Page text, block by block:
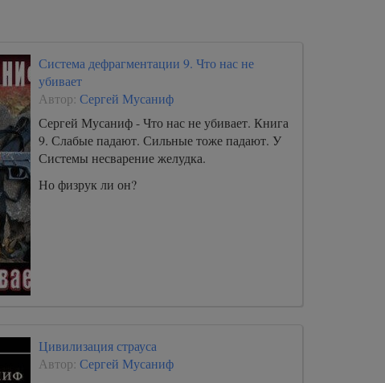
Система дефрагментации 9. Что нас не
убивает
Автор: Сергей Мусаниф
Сергей Мусаниф - Что нас не убивает. Книга
9. Слабые падают. Сильные тоже падают. У
Системы несварение желудка.
Но физрук ли он?
Цивилизация страуса
Автор: Сергей Мусаниф